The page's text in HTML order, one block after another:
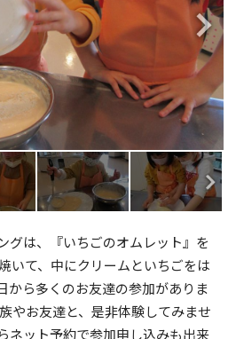
グは、『いちごのオムレット』を
いて、中にクリームといちごをは
から多くのお友達の参加がありま
やお友達と、是非体験してみませ
ネット予約で参加申し込みも出来